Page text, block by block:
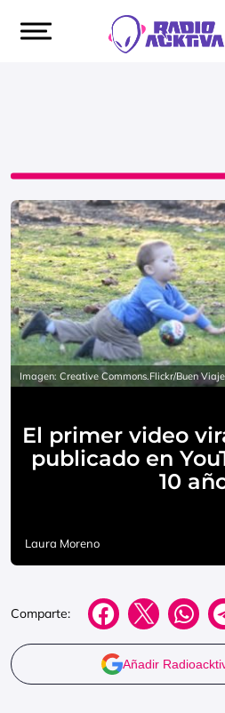
Imagen: Creative Commons.Flickr/Buen
El primer video
publicado en
10
Laura Moreno
Comparte:
Añadir